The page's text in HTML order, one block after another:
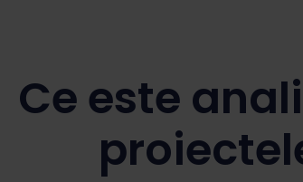
Ce este